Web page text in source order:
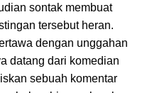
sontak membuat
tersebut heran.
dengan unggahan
datang dari komedian
sebuah komentar